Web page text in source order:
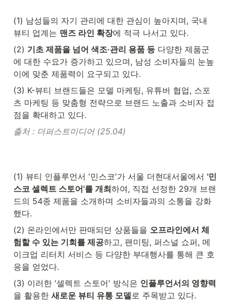
(1) 남성들의 자기 관리에 대한 관심이 높아지며, 국내
뷰티 업계는 맨즈 라인 확장에 적극 나서고 있다.
(2) 기초 제품을 넘어 색조·관리 용품 등 다양한 제품군
에 대한 수요가 증가하고 있으며, 남성 소비자들의 눈높
이에 맞춘 제품력이 요구되고 있다.
(3) K-뷰티 브랜드들은 모델 마케팅, 유튜버 협업, 스포
츠 마케팅 등 맞춤형 전략으로 브랜드 노출과 소비자 접
점을 확대하고 있다.
출처 : 더퍼스트미디어 (25.04)
(1) 뷰티 인플루언서 '민스코'가 서울 더현대서울에서 '민
스코 셀렉트 스토어'를 개최하여, 직접 선정한 29개 브랜
드의 54종 제품을 소개하며 소비자들과의 소통을 강화
했다.
(2) 온라인에서만 판매되던 상품들을 오프라인에서 체
험할 수 있는 기회를 제공하고, 팬미팅, 퍼스널 쇼퍼, 메
이크업 리터치 서비스 등 다양한 부대행사를 통해 큰 호
응을 얻었다.
(3) 이러한 '셀렉트 스토어' 방식은 인플루언서의 영향력
을 활용한 새로운 뷰티 유통 모델 로 주목받고 있다.